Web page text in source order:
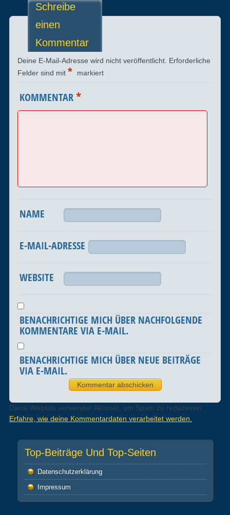
Schreibe
einen
Kommentar
Deine E-Mail-Adresse wird nicht veröffentlicht. Erforderliche
Felder sind mit * markiert
KOMMENTAR*
NAME
E-MAIL-ADRESSE
WEBSITE
BENACHRICHTIGE MICH ÜBER NACHFOLGENDE
KOMMENTARE VIA E-MAIL.
BENACHRICHTIGE MICH ÜBER NEUE BEITRÄGE
VIA E-MAIL.
Diese Website verwendet Akismet, um Spam zu reduzieren.
Erfahre, wie deine Kommentardaten verarbeitet werden.
Top-Beiträge Und Top-Seiten
Datenschutz­erklärung
Impressum